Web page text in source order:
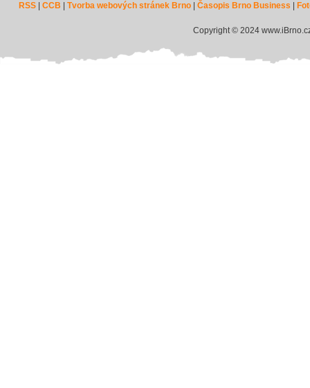
RSS |CCB |Tvorba webových stránek Brno |Časopis Brno Business
Copyright © 2024